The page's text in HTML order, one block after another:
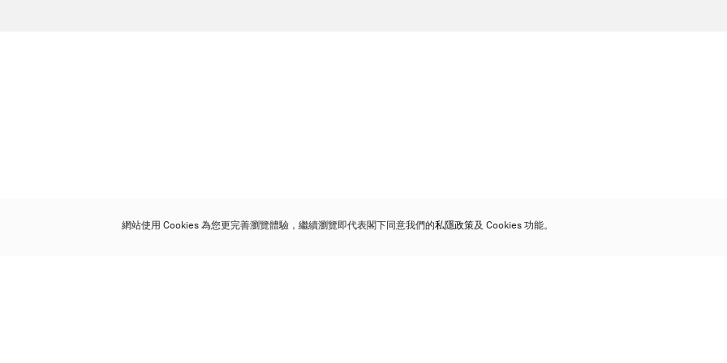
網站使用 Cookies 為您更完善瀏覽體驗，繼續瀏覽即代表閣下同意我們的私隱政策及 Cookies 功能。